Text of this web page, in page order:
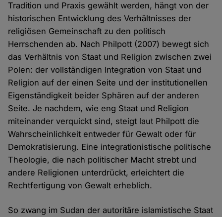
Tradition und Praxis gewählt werden, hängt von der
historischen Entwicklung des Verhältnisses der
religiösen Gemeinschaft zu den politisch
Herrschenden ab. Nach Philpott (2007) bewegt sich
das Verhältnis von Staat und Religion zwischen zwei
Polen: der vollständigen Integration von Staat und
Religion auf der einen Seite und der institutionellen
Eigenständigkeit beider Sphären auf der anderen
Seite. Je nachdem, wie eng Staat und Religion
miteinander verquickt sind, steigt laut Philpott die
Wahrscheinlichkeit entweder für Gewalt oder für
Demokratisierung. Eine integrationistische politische
Theologie, die nach politischer Macht strebt und
andere Religionen unterdrückt, erleichtert die
Rechtfertigung von Gewalt erheblich.
So zwang im Sudan der autoritäre islamistische Staat